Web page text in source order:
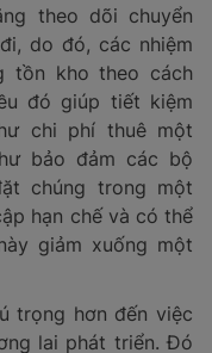
theo dõi chuyển
do đó, các nhiệm
tồn kho theo cách
đó giúp tiết kiệm
chi phí thuê một
bảo đảm các bộ
chúng trong một
hạn chế và có thể
giảm xuống một
trọng hơn đến việc
lai phát triển. Đó